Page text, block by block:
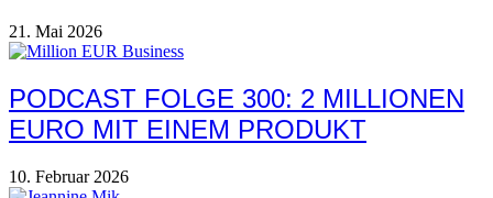
21. Mai 2026
PODCAST FOLGE 300: 2 MILLIONEN
EURO MIT EINEM PRODUKT
10. Februar 2026